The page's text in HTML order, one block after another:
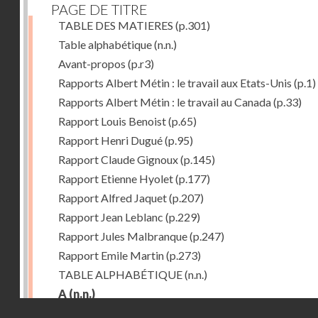
PAGE DE TITRE
TABLE DES MATIERES (p.301)
Table alphabétique(n.n.)
Avant-propos (p.r3)
Rapports Albert Métin : le travail aux Etats-Unis (p.1)
Rapports Albert Métin : le travail au Canada(p.33)
Rapport Louis Benoist(p.65)
Rapport Henri Dugué(p.95)
Rapport Claude Gignoux(p.145)
Rapport Etienne Hyolet(p.177)
Rapport Alfred Jaquet(p.207)
Rapport Jean Leblanc (p.229)
Rapport Jules Malbranque(p.247)
Rapport Emile Martin(p.273)
TABLE ALPHABÉTIQUE(n.n.)
A (n.n.)